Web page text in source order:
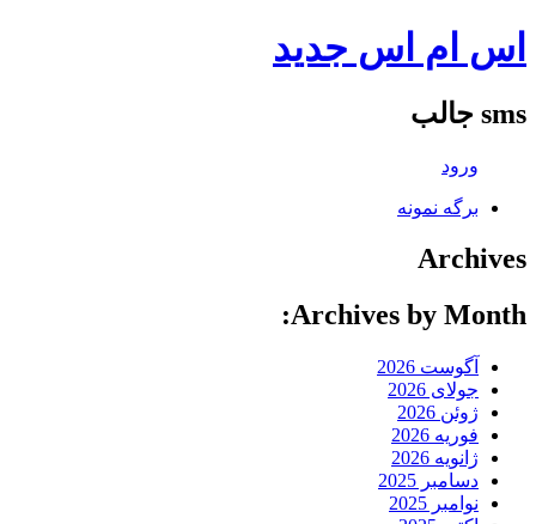
اس ام اس جدید
sms جالب
ورود
برگه نمونه
Archives
Archives by Month:
آگوست 2026
جولای 2026
ژوئن 2026
فوریه 2026
ژانویه 2026
دسامبر 2025
نوامبر 2025